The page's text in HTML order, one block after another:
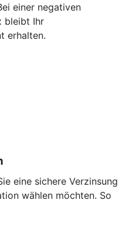
einer negativen
bleibt Ihr
erhalten.
eine sichere Verzinsung
wählen möchten. So